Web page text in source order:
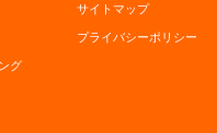
グ
サイトマップ
プライバシーポリシー